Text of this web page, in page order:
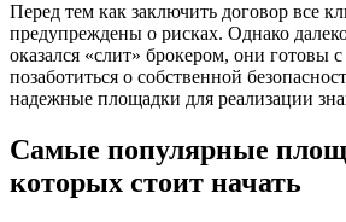
Перед тем как заключить договор все
предупреждены о рисках. Однако
оказался «слит» брокером, они готовы
позаботиться о собственной
надежные площадки для реализации
Самые популярные
которых стоит начать